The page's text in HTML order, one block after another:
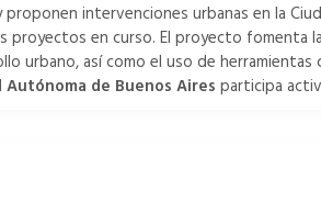
intervenciones urbanas en la
proyectos en curso. El proyecto fomenta
urbano, así como el uso de herramientas
de Buenos Aires participa